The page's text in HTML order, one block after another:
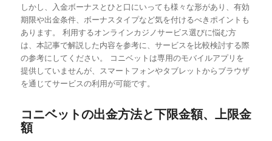
しかし、入金ボーナスとひと口にいっても様々な形があり、有効
期限や出金条件、ボーナスタイプなど気を付けるべきポイントも
あります。 利用するオンラインカジノサービス選びに悩む方
は、本記事で解説した内容を参考に、サービスを比較検討する際
の参考にしてください。 コニベットは専用のモバイルアプリを
提供していませんが、スマートフォンやタブレットからブラウザ
を通じてサービスの利用が可能です。
コニベットの出金方法と下限金額、上限金
額